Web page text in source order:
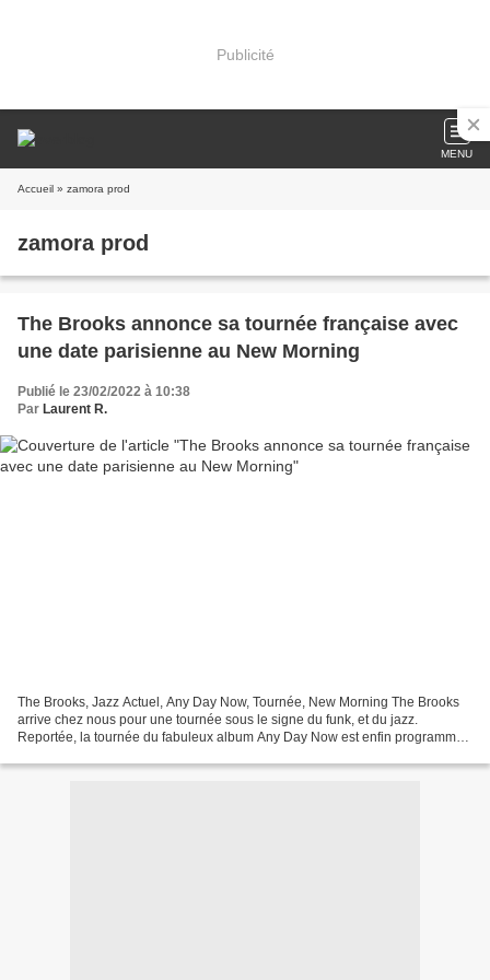
Publicité
MENU
Accueil » zamora prod
zamora prod
The Brooks annonce sa tournée française avec
une date parisienne au New Morning
Publié le 23/02/2022 à 10:38
Par Laurent R.
The Brooks, Jazz Actuel, Any Day Now, Tournée, New Morning The Brooks
arrive chez nous pour une tournée sous le signe du funk, et du jazz.
Reportée, la tournée du fabuleux album Any Day Now est enfin programmée